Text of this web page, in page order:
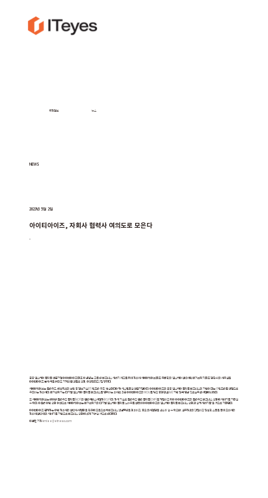
투자정보 뉴스
NEWS
2023년 5월 2일
아이티아이즈, 자회사 협력사 여의도로 모은다
금융·헬스케어 플랫폼 전문기업 아이티아이즈(대표 이성남)는 그룹 내 비즈니스 시너지 제고를 위해 자회사 씨에이웨이브(대표 주태한)와 헬스케어 협력사인 메가브릿지(대표 정한수)의 사무실을
아이티아이즈 본사 서울 여의도 기계회관 건물로 확장, 이전한다고 2일 밝혔다.
씨에이웨이브는 클라우드, 네트워크와 보안 등 정보기술(IT) 인프라 구축, 방송미디어 및 시스템통합 전문기업이다. 아이티아이즈의 금융·헬스케어 플랫폼 비즈니스의 기반이 되는 IT인프라를 전담으로
구축하는 자회사다. 메가브릿지는 디지털 헬스케어 플랫폼 비즈니스를 영위하는 회사로 최근 아이티아이즈와 MOU를 맺고 증강현실(AR) 기반 원격 영상 진료솔루션 사업에 나섰다.
또 씨에이웨이브는 네이버 클라우드 플랫폼(NCP)의 관리서비스사업자(MSP)다. 자체 기술로 클라우드 관리 플랫폼(CMP)을 개발하고 있어 아이티아이즈와 클라우드 비즈니스 확장에 시너지를 기대할
수 있다. 아울러 이번 확장 이전으로 씨에이웨이브는 메가브릿지의 디지털 헬스케어 플랫폼 노하우를 접목해 아이티아이즈의 헬스케어 플랫폼 비즈니스 확장과 함께 시너지를 낼 것으로 기대된다.
아이티아이즈 관계자는 이번 자회사와 협력사 사업장을 한곳에 모음으로써 비즈니스 핵심역량을 강화하고, 중요 의사결정을 신속히 할 수 있으며, 실무자간의 긴밀하고 원활한 소통을 통해 모회사와
자회사(협력사)의 시너지를 기반으로 비즈니스 확장에 크게 기여할 것으로 내다봤다.
이경민 기자 kmlee@etnews.com